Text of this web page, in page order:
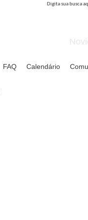
FAQ Calendário